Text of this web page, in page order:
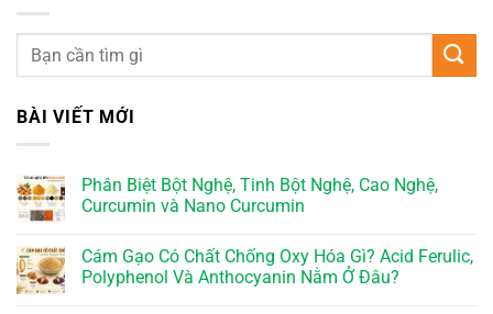
BÀI VIẾT MỚI
Phân Biệt Bột Nghệ, Tinh Bột Nghệ, Cao Nghệ,
Curcumin và Nano Curcumin
Cám Gạo Có Chất Chống Oxy Hóa Gì? Acid Ferulic,
Polyphenol Và Anthocyanin Nằm Ở Đâu?